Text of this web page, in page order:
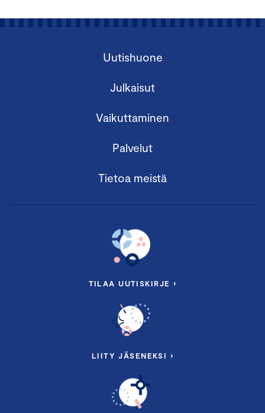
Uutishuone
Julkaisut
Vaikuttaminen
Palvelut
Tietoa meistä
TILAA UUTISKIRJE ›
LIITY JÄSENEKSI ›